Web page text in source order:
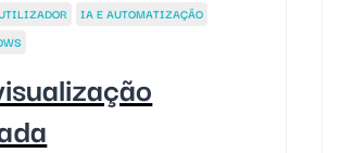
IA E AUTOMATIZAÇÃO